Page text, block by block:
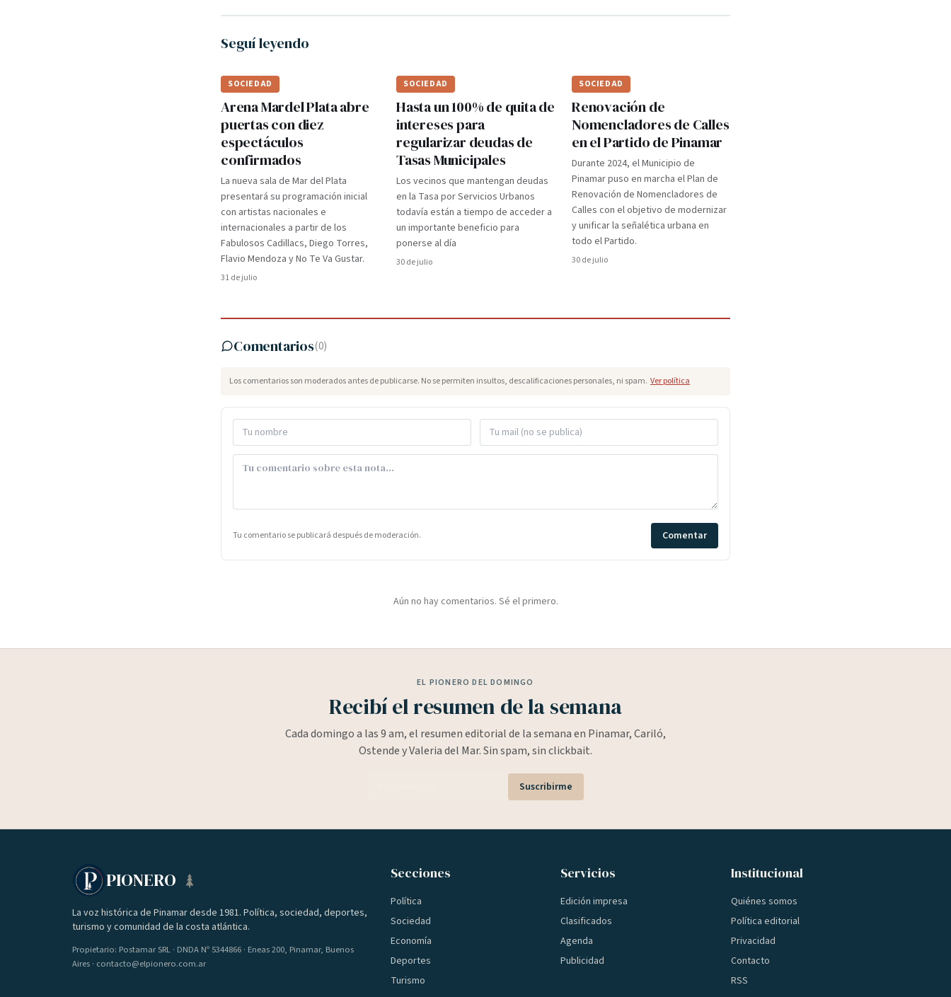
Seguí leyendo
SOCIEDAD
Arena Mardel Plata abre
puertas con diez
espectáculos
confirmados
La nueva sala de Mar del Plata
presentará su programación inicial
con artistas nacionales e
internacionales a partir de los
Fabulosos Cadillacs, Diego Torres,
Flavio Mendoza y No Te Va Gustar.
31 de julio
SOCIEDAD
Hasta un 100% de quita de
intereses para
regularizar deudas de
Tasas Municipales
Los vecinos que mantengan deudas
en la Tasa por Servicios Urbanos
todavía están a tiempo de acceder a
un importante beneficio para
ponerse al día
30 de julio
SOCIEDAD
Renovación de
Nomencladores de Calles
en el Partido de Pinamar
Durante 2024, el Municipio de
Pinamar puso en marcha el Plan de
Renovación de Nomencladores de
Calles con el objetivo de modernizar
y unificar la señalética urbana en
todo el Partido.
30 de julio
Comentarios(0)
Los comentarios son moderados antes de publicarse. No se permiten insultos, descalificaciones personales, ni spam. Ver política
Tu comentario se publicará después de moderación. Comentar
Aún no hay comentarios. Sé el primero.
EL PIONERO DEL DOMINGO
Recibí el resumen de la semana
Cada domingo a las 9 am, el resumen editorial de la semana en Pinamar, Cariló,
Ostende y Valeria del Mar. Sin spam, sin clickbait.
Suscribirme
PIONERO
La voz histórica de Pinamar desde 1981. Política, sociedad, deportes,
turismo y comunidad de la costa atlántica.
Propietario: Postamar SRL · DNDA Nº 5344866 · Eneas 200, Pinamar, Buenos
Aires · contacto@elpionero.com.ar
Secciones
Política
Sociedad
Economía
Deportes
Turismo
Servicios
Edición impresa
Clasificados
Agenda
Publicidad
Institucional
Quiénes somos
Política editorial
Privacidad
Contacto
RSS